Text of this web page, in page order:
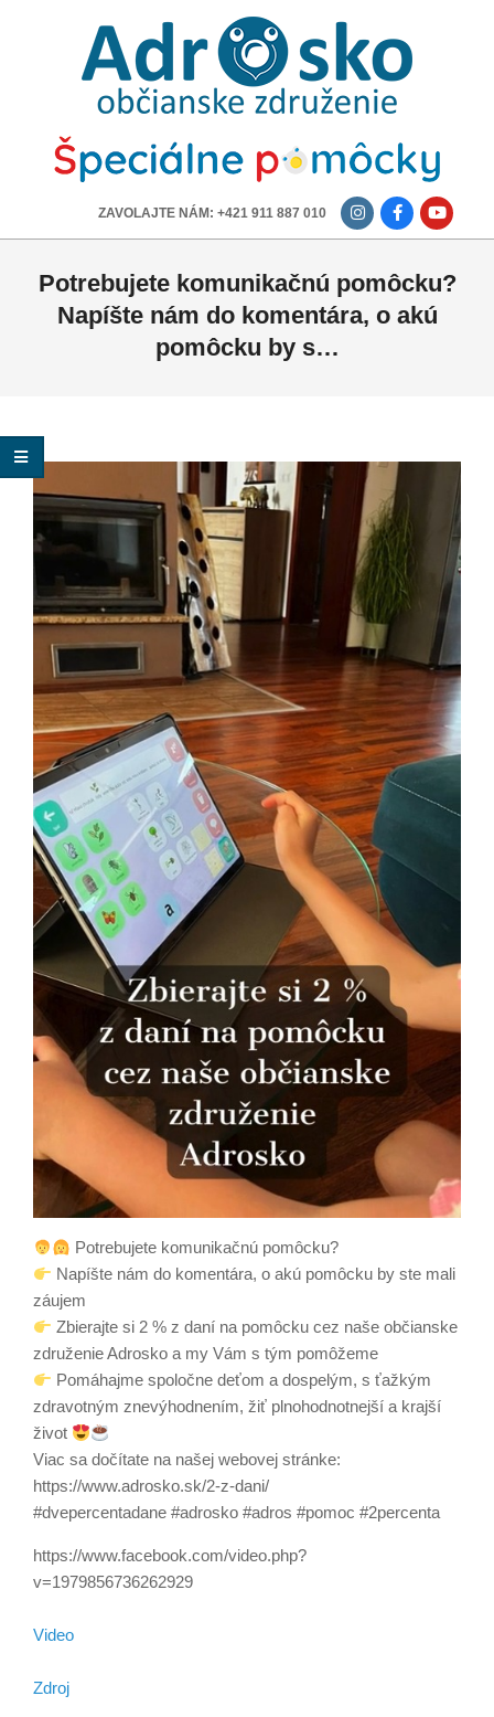
ADROSKO
OBČIANSKE
ZDRUŽENIE
ZAVOLAJTE NÁM: +421 911 887 010
Potrebujete komunikačnú pomôcku?
Napíšte nám do komentára, o akú
pomôcku by s…
Potrebujete komunikačnú pomôcku?
Napíšte nám do komentára, o akú pomôcku by ste mali
záujem
Zbierajte si 2 % z daní na pomôcku cez naše občianske
združenie Adrosko a my Vám s tým pomôžeme
Pomáhajme spoločne deťom a dospelým, s ťažkým
zdravotným znevýhodnením, žiť plnohodnotnejší a krajší
život
Viac sa dočítate na našej webovej stránke:
https://www.adrosko.sk/2-z-dani/
#dvepercentadane #adrosko #adros #pomoc #2percenta
https://www.facebook.com/video.php?
v=1979856736262929
Video
Zdroj